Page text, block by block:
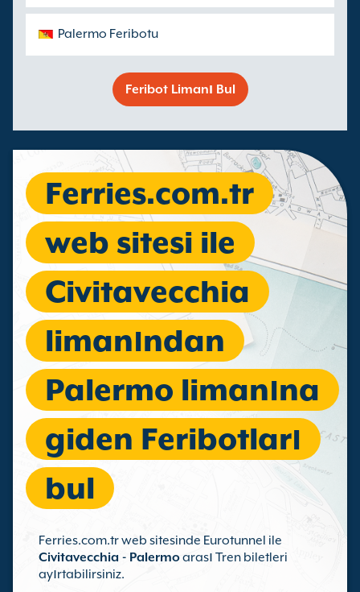
Palermo Feribotu
Feribot Limanı Bul
Ferries.com.tr
web sitesi ile
Civitavecchia
limanından
Palermo limanına
giden Feribotları
bul
Ferries.com.tr web sitesinde Eurotunnel ile
Civitavecchia - Palermoarası Tren biletleri
ayırtabilirsiniz.